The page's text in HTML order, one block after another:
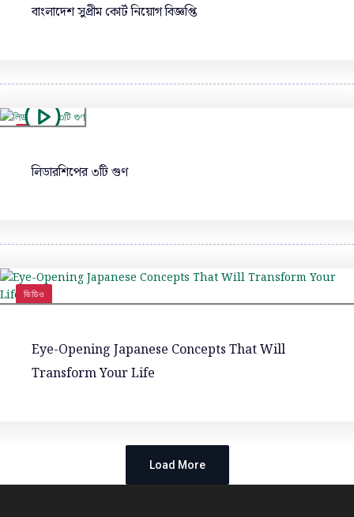
বাংলাদেশ সুপ্রীম কোর্ট নিয়োগ বিজ্ঞপ্তি
লিডারশিপের ৩টি গুণ
ভিডিও
Eye-Opening Japanese Concepts That Will
Transform Your Life
Load More